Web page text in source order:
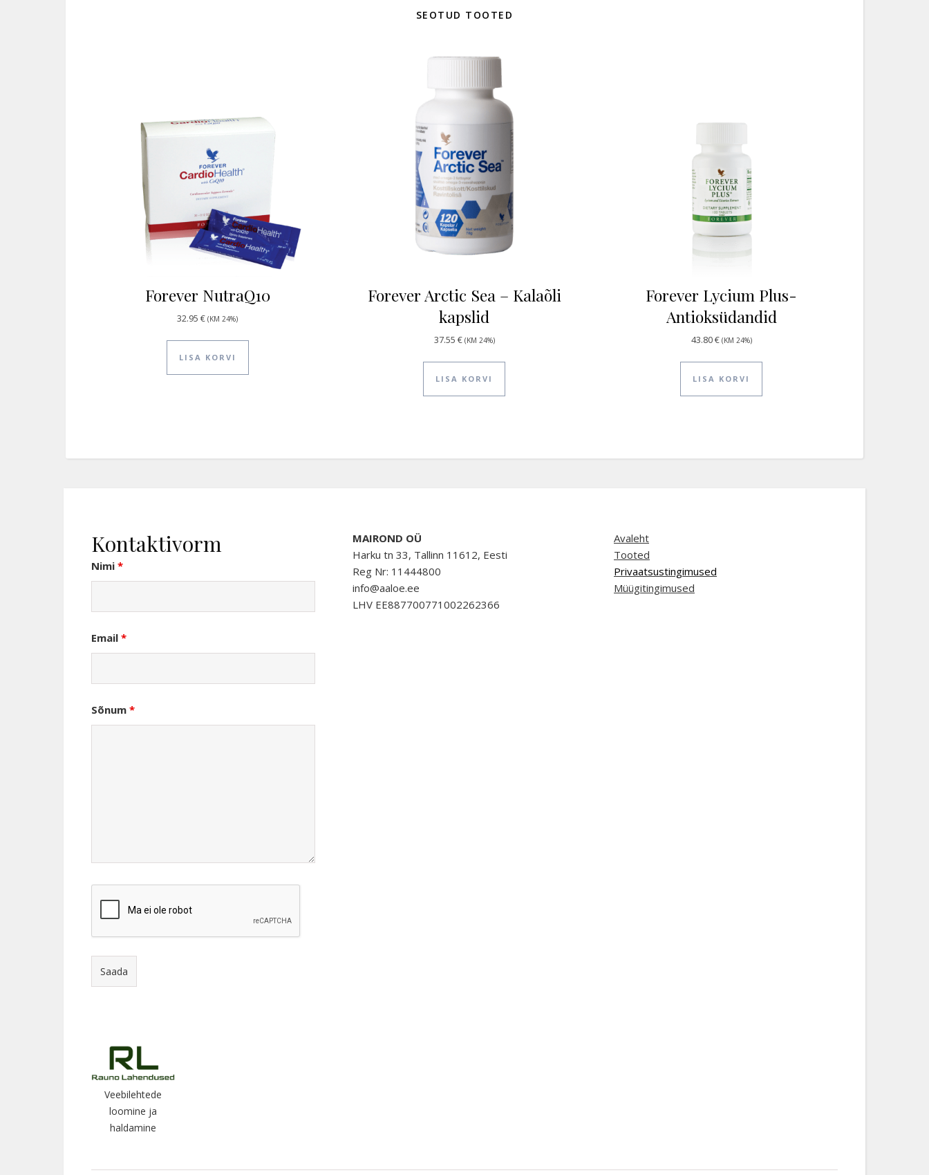
SEOTUD TOOTED
Forever NutraQ10
32.95€ (KM 24%)
LISA KORVI
Forever Arctic Sea – Kalaõli
kapslid
37.55 € (KM 24%)
LISA KORVI
Forever Lycium Plus-
Antioksüdandid
43.80€ (KM 24%)
LISA KORVI
Kontaktivorm
Nimi *
Email *
Sõnum *
MAIROND OÜ
Harku tn 33, Tallinn 11612, Eesti
Reg Nr: 11444800
info@aaloe.ee
LHV EE887700771002262366
Avaleht
Tooted
Privaatsustingimused
Müügitingimused
Veebilehtede
loomine ja
haldamine